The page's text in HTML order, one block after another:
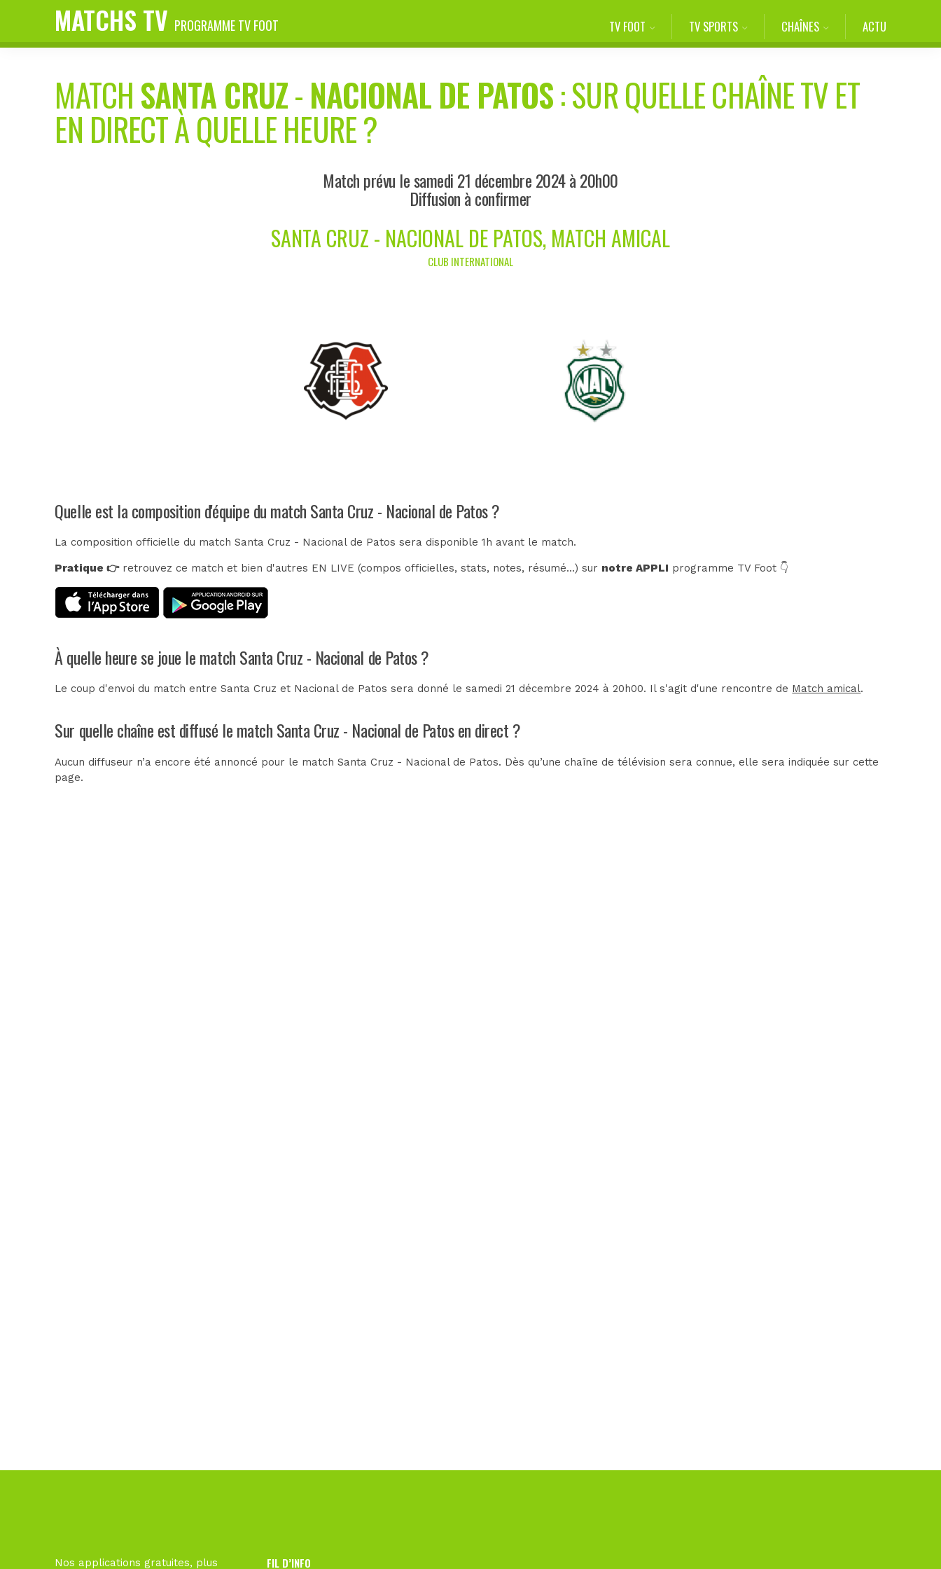
MATCHS TV PROGRAMME TV FOOT TV FOOT TV SPORTS CHAÎNES ACTU
MATCHSANTA CRUZ-NACIONAL DE PATOS: SUR QUELLE CHAÎNE TV ET
EN DIRECT À QUELLE HEURE ?
Match prévu le samedi 21 décembre 2024 à 20h00
Diffusion à confirmer
SANTA CRUZ - NACIONAL DE PATOS, MATCH AMICAL
CLUB INTERNATIONAL
Quelle est la composition d'équipe du match Santa Cruz - Nacional de Patos ?
La composition officielle du match Santa Cruz - Nacional de Patos sera disponible 1h avant le match.
Pratique 👉retrouvez ce match et bien d'autres EN LIVE (compos officielles, stats, notes, résumé...) sur notre APPLI programme TV Foot 👇
À quelle heure se joue le match Santa Cruz - Nacional de Patos ?
Le coup d'envoi du match entre Santa Cruz et Nacional de Patos sera donné le samedi 21 décembre 2024 à 20h00. Il s'agit d'une rencontre de Match amical.
Sur quelle chaîne est diffusé le match Santa Cruz - Nacional de Patos en direct ?
Aucun diffuseur n’a encore été annoncé pour le match Santa Cruz - Nacional de Patos. Dès qu’une chaîne de télévision sera connue, elle sera indiquée sur cette
page.
Nos applications gratuites, plus FIL D’INFO